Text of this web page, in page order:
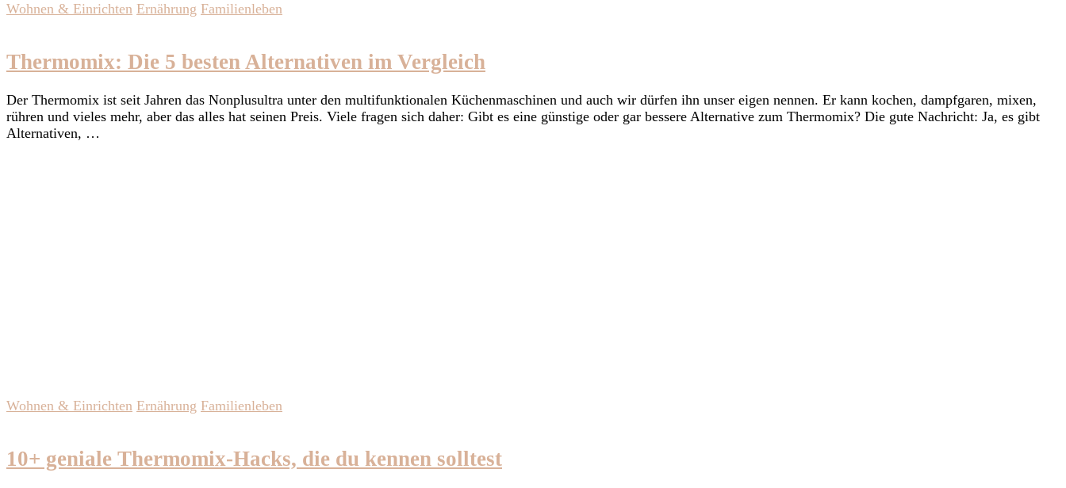
Wohnen & Einrichten Ernährung Familienleben
Thermomix: Die 5 besten Alternativen im Vergleich
Der Thermomix ist seit Jahren das Nonplusultra unter den multifunktionalen Küchenmaschinen und auch wir dürfen ihn unser eigen nennen. Er kann kochen, dampfgaren, mixen,
rühren und vieles mehr, aber das alles hat seinen Preis. Viele fragen sich daher: Gibt es eine günstige oder gar bessere Alternative zum Thermomix? Die gute Nachricht: Ja, es gibt
Alternativen, …
Wohnen & Einrichten Ernährung Familienleben
10+ geniale Thermomix-Hacks, die du kennen solltest